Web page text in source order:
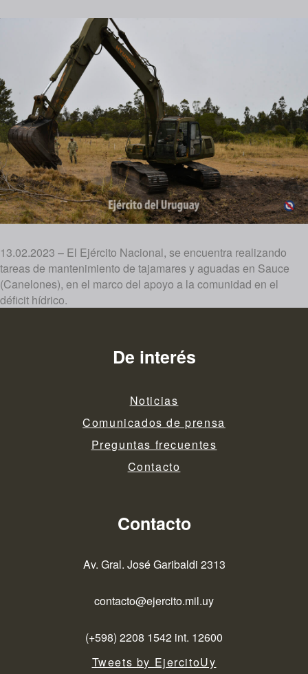
13.02.2023 – El Ejército Nacional, se encuentra realizando
tareas de mantenimiento de tajamares y aguadas en Sauce
(Canelones), en el marco del apoyo a la comunidad en el
déficit hídrico.
De interés
Noticias
Comunicados de prensa
Preguntas frecuentes
Contacto
Contacto
Av. Gral. José Garibaldi 2313
contacto@ejercito.mil.uy
(+598) 2208 1542 int. 12600
Tweets by EjercitoUy